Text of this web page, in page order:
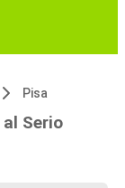
Pisa
Serio